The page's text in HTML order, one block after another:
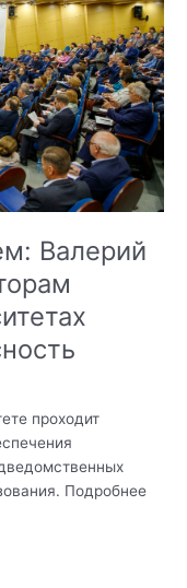
Валерий
проходит
Подробнее